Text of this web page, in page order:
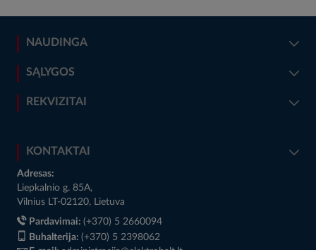
NAUDINGA
SĄLYGOS
REKVIZITAI
KONTAKTAI
Adresas:
Liepkalnio g. 85A,
Vilnius LT-02120, Lietuva
Pardavimai: (+370) 5 2660094
Buhalterija: (+370) 5 2398062